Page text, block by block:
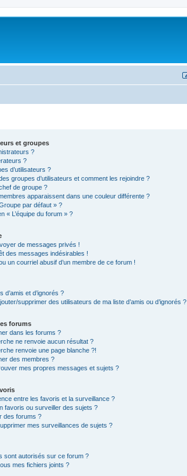
et groupes
?
?
d’utilisateurs ?
groupes d’utilisateurs et comment les rejoindre ?
de groupe ?
apparaissent dans une couleur différente ?
par défaut » ?
« L’équipe du forum » ?
de messages privés !
des messages indésirables !
un courriel abusif d’un membre de ce forum !
d’amis et d’ignorés ?
supprimer des utilisateurs de ma liste d’amis ou d’ignorés ?
forums
dans les forums ?
ne renvoie aucun résultat ?
renvoie une page blanche ?!
des membres ?
mes propres messages et sujets ?
entre les favoris et la surveillance ?
favoris ou surveiller des sujets ?
des forums ?
mes surveillances de sujets ?
sont autorisés sur ce forum ?
mes fichiers joints ?